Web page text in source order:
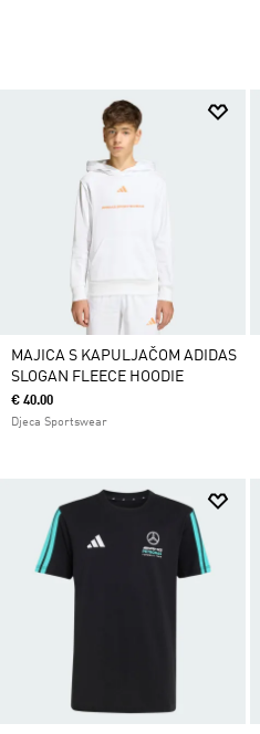
MAJICA S KAPULJAČOM ADIDAS
SLOGAN FLEECE HOODIE
€ 40.00
Djeca Sportswear